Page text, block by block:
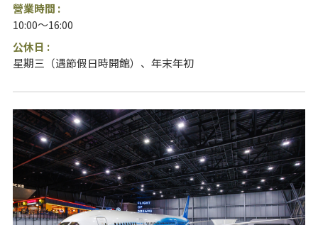
營業時間 :
10:00～16:00
公休日 :
星期三（遇節假日時開館）、年末年初